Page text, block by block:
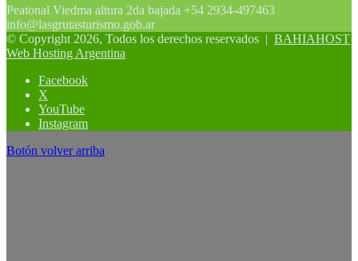
Peatonal Viedma altura 2da bajada +54 2934-497463
info@lasgrutasturismo.gob.ar
© Copyright 2026, Todos los derechos reservados | BAHIAHOST
Web Hosting Argentina
Facebook
X
YouTube
Instagram
Botón volver arriba